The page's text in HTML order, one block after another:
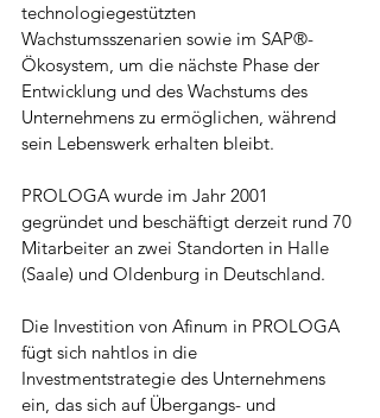
technologiegestützten
Wachstumsszenarien sowie im SAP®-
Ökosystem, um die nächste Phase der
Entwicklung und des Wachstums des
Unternehmens zu ermöglichen, während
sein Lebenswerk erhalten bleibt.
PROLOGA wurde im Jahr 2001
gegründet und beschäftigt derzeit rund 70
Mitarbeiter an zwei Standorten in Halle
(Saale) und Oldenburg in Deutschland.
Die Investition von Afinum in PROLOGA
fügt sich nahtlos in die
Investmentstrategie des Unternehmens
ein, das sich auf Übergangs- und